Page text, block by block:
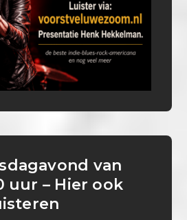
van
uur – Hier ook